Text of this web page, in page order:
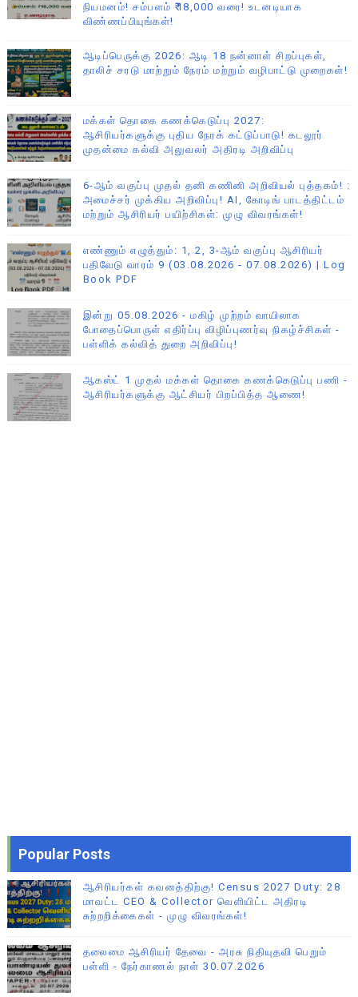
நியமனம்! சம்பளம் ₹18,000 வரை! உடனடியாக
விண்ணப்பியுங்கள்!
ஆடிப்பெருக்கு 2026: ஆடி 18 நன்னாள் சிறப்புகள்,
தாலிச் சரடு மாற்றும் நேரம் மற்றும் வழிபாட்டு முறைகள்!
மக்கள் தொகை கணக்கெடுப்பு 2027:
ஆசிரியர்களுக்கு புதிய நேரக் கட்டுப்பாடு! கடலூர்
முதன்மை கல்வி அலுவலர் அதிரடி அறிவிப்பு
6-ஆம் வகுப்பு முதல் தனி கணினி அறிவியல் புத்தகம்! :
அமைச்சர் முக்கிய அறிவிப்பு! AI, கோடிங் பாடத்திட்டம்
மற்றும் ஆசிரியர் பயிற்சிகள்: முழு விவரங்கள்!
எண்ணும் எழுத்தும்: 1, 2, 3-ஆம் வகுப்பு ஆசிரியர்
பதிவேடு வாரம் 9 (03.08.2026 - 07.08.2026) | Log
Book PDF
இன்று 05.08.2026 - மகிழ் முற்றம் வாயிலாக
போதைப்பொருள் எதிர்ப்பு விழிப்புணர்வு நிகழ்ச்சிகள் -
பள்ளிக் கல்வித் துறை அறிவிப்பு!
ஆகஸ்ட் 1 முதல் மக்கள் தொகை கணக்கெடுப்பு பணி -
ஆசிரியர்களுக்கு ஆட்சியர் பிறப்பித்த ஆணை!
Popular Posts
ஆசிரியர்கள் கவனத்திற்கு! Census 2027 Duty: 28
மாவட்ட CEO & Collector வெளியிட்ட அதிரடி
சுற்றறிக்கைகள் - முழு விவரங்கள்!
தலைமை ஆசிரியர் தேவை - அரசு நிதியுதவி பெறும்
பள்ளி - நேர்காணல் நாள் 30.07.2026